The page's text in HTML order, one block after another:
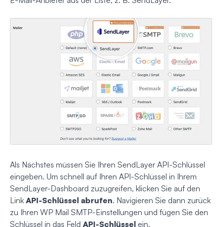
Als Nächstes müssen Sie Ihren SendLayer API-Schlüssel
eingeben. Um schnell auf Ihren API-Schlüssel in Ihrem
SendLayer-Dashboard zuzugreifen, klicken Sie auf den
Link API-Schlüssel abrufen. Navigieren Sie dann zurück
zu Ihren WP Mail SMTP-Einstellungen und fügen Sie den
Schlüssel in das Feld API-Schlüssel ein.